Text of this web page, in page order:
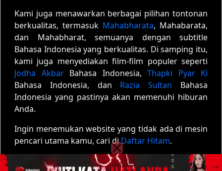
Kami juga menawarkan berbagai pilihan tontonan
berkualitas, termasuk Mahabharata, Mahabarata,
dan Mahabharat, semuanya dengan subtitle
Bahasa Indonesia yang berkualitas. Di samping itu,
kami juga menyediakan film-film populer seperti
Jodha AkbarBahasa Indonesia, Thapki Pyar Ki
Bahasa Indonesia, dan Razia Sultan Bahasa
Indonesia yang pastinya akan memenuhi hiburan
Anda.
Ingin menemukan website yang tidak ada di mesin
pencari utama kamu, cari diDaftar Hitam.